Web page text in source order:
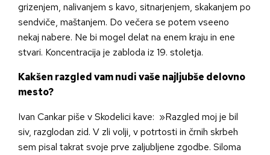
grizenjem, nalivanjem s kavo, sitnarjenjem, skakanjem po
sendviče, maštanjem. Do večera se potem vseeno
nekaj nabere. Ne bi mogel delat na enem kraju in ene
stvari. Koncentracija je zabloda iz 19. stoletja.
Kakšen razgled vam nudi vaše najljubše delovno
mesto?
Ivan Cankar piše v Skodelici kave: »Razgled moj je bil
siv, razglodan zid. V zli volji, v potrtosti in črnih skrbeh
sem pisal takrat svoje prve zaljubljene zgodbe. Siloma